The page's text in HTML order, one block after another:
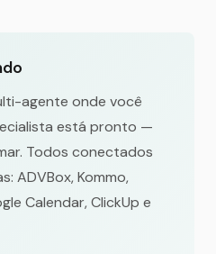
agente onde você
está pronto —
Todos conectados
ADVBox, Kommo,
Calendar, ClickUp e